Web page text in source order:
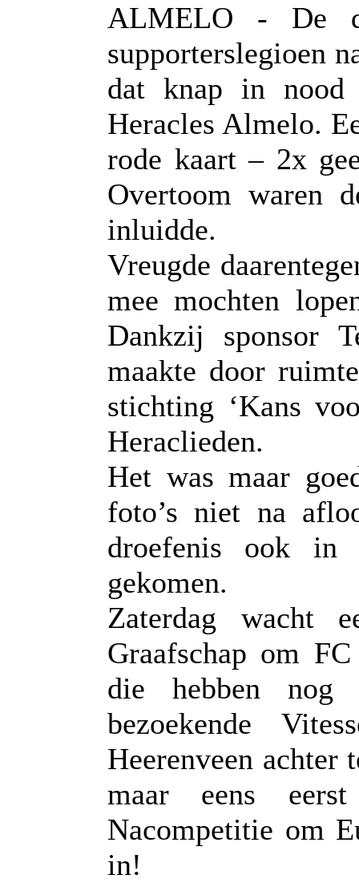
ALMELO - De
supporterslegioen
dat knap in nood
Heracles Almelo.
rode kaart – 2x
Overtoom waren
inluidde.
Vreugde
mee mochten
Dankzij sponsor
maakte door
stichting ‘Kans
Heraclieden.
Het was maar
foto’s niet na
droefenis ook in
gekomen.
Zaterdag wacht
Graafschap om
die hebben nog
bezoekende
Heerenveen achter
maar eens
Nacompetitie om
in!